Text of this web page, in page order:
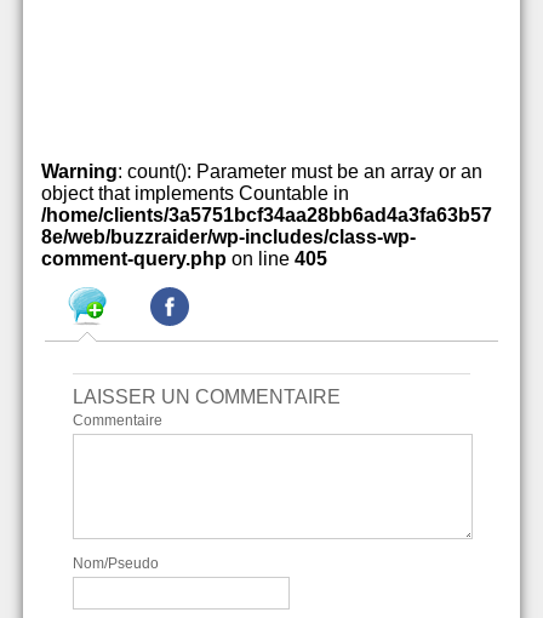
Warning: count(): Parameter must be an array or an
object that implements Countable in
/home/clients/3a5751bcf34aa28bb6ad4a3fa63b57
8e/web/buzzraider/wp-includes/class-wp-
comment-query.php on line 405
LAISSER UN COMMENTAIRE
Commentaire
Nom/Pseudo